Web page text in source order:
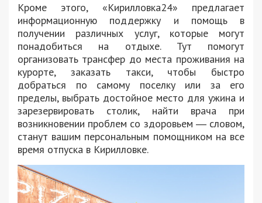
Кроме этого, «Кирилловка24» предлагает
информационную поддержку и помощь в
получении различных услуг, которые могут
понадобиться на отдыхе. Тут помогут
организовать трансфер до места проживания на
курорте, заказать такси, чтобы быстро
добраться по самому поселку или за его
пределы, выбрать достойное место для ужина и
зарезервировать столик, найти врача при
возникновении проблем со здоровьем ― словом,
станут вашим персональным помощником на все
время отпуска в Кирилловке.